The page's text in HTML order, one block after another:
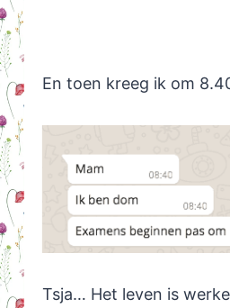
En toen kreeg ik om
Tsja… Het leven is